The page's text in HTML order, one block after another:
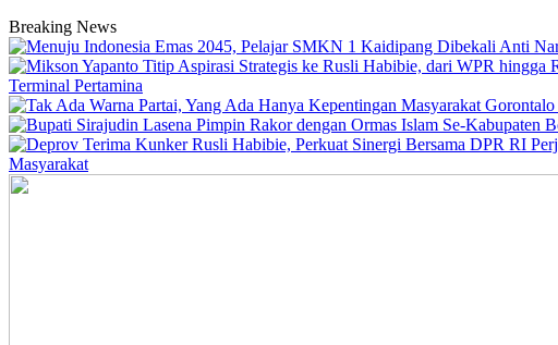
Breaking News
Terminal Pertamina
Masyarakat